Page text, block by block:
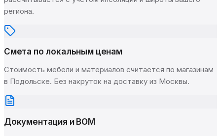
региона.
Смета по локальным ценам
Стоимость мебели и материалов считается по магазинам
в Подольске. Без накруток на доставку из Москвы.
Документация и BOM